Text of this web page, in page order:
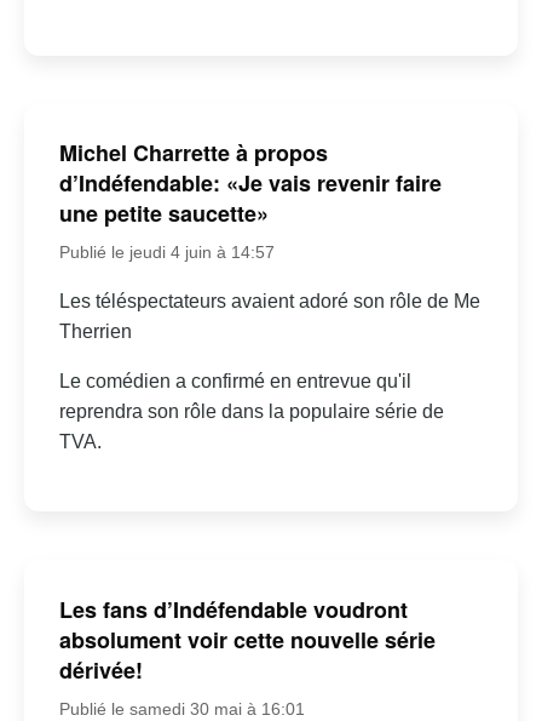
Michel Charrette à propos
d’Indéfendable: «Je vais revenir faire
une petite saucette»
Publié le jeudi 4 juin à 14:57
Les téléspectateurs avaient adoré son rôle de Me
Therrien
Le comédien a confirmé en entrevue qu'il
reprendra son rôle dans la populaire série de
TVA.
Les fans d’Indéfendable voudront
absolument voir cette nouvelle série
dérivée!
Publié le samedi 30 mai à 16:01